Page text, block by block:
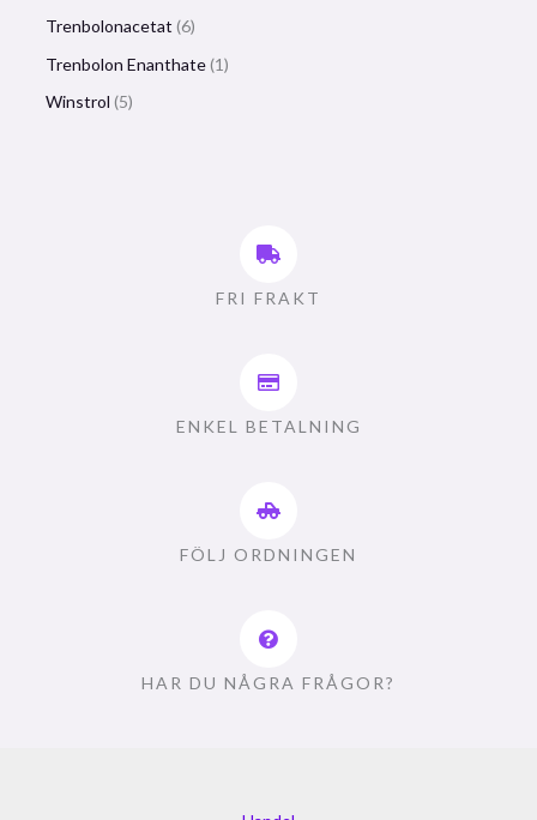
Trenbolonacetat 6
Trenbolon Enanthate 1
Winstrol 5
FRI FRAKT
ENKEL BETALNING
FÖLJ ORDNINGEN
HAR DU NÅGRA FRÅGOR?